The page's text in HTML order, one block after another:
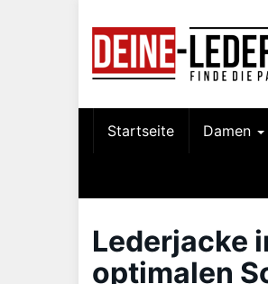
Startseite Damen
Lederjacke
optimalen